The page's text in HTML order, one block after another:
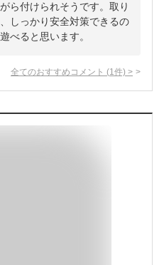
ら付けられそうです。取り
しっかり安全対策できるの
べると思います。
全てのおすすめコメント (1 件) >